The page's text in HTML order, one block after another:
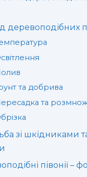
деревоподібних
та добрива
та
зі шкідниками
півонії –